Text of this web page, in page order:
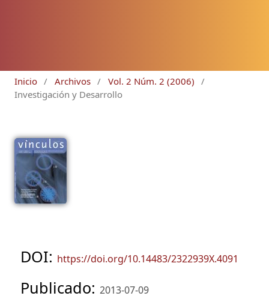
Inicio / Archivos / Vol. 2 Núm. 2 (2006)
/
Investigación y Desarrollo
DOI: https://doi.org/10.14483/2322939X.4091
Publicado: 2013-07-09